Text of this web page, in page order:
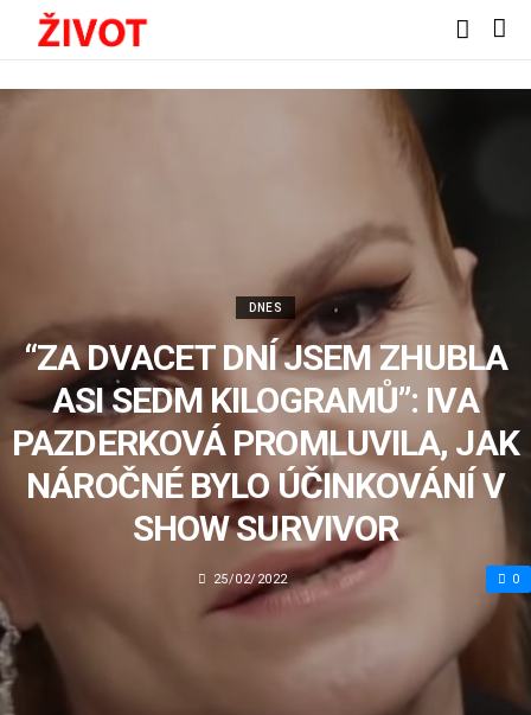
DNES
“ZA DVACET DNÍ JSEM ZHUBLA
ASI SEDM KILOGRAMŮ”: IVA
PAZDERKOVÁ PROMLUVILA, JAK
NÁROČNÉ BYLO ÚČINKOVÁNÍ V
SHOW SURVIVOR
25/02/2022 0